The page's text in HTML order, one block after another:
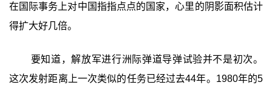
在国际事务上对中国指指点点的国家，心里的阴影面积估计
得扩大好几倍。
要知道，解放军进行洲际弹道导弹试验并不是初次。
这次发射距离上一次类似的任务已经过去44年。1980年的5